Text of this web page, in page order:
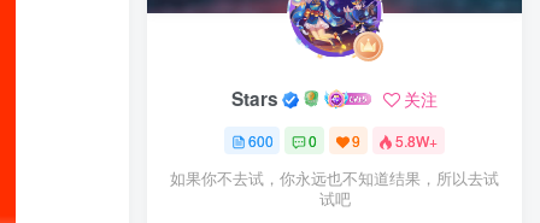
Stars 关注
600 0 9 5.8W+
如果你不去试，你永远也不知道结果，所以去试
试吧